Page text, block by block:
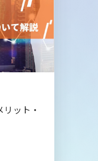
ット・